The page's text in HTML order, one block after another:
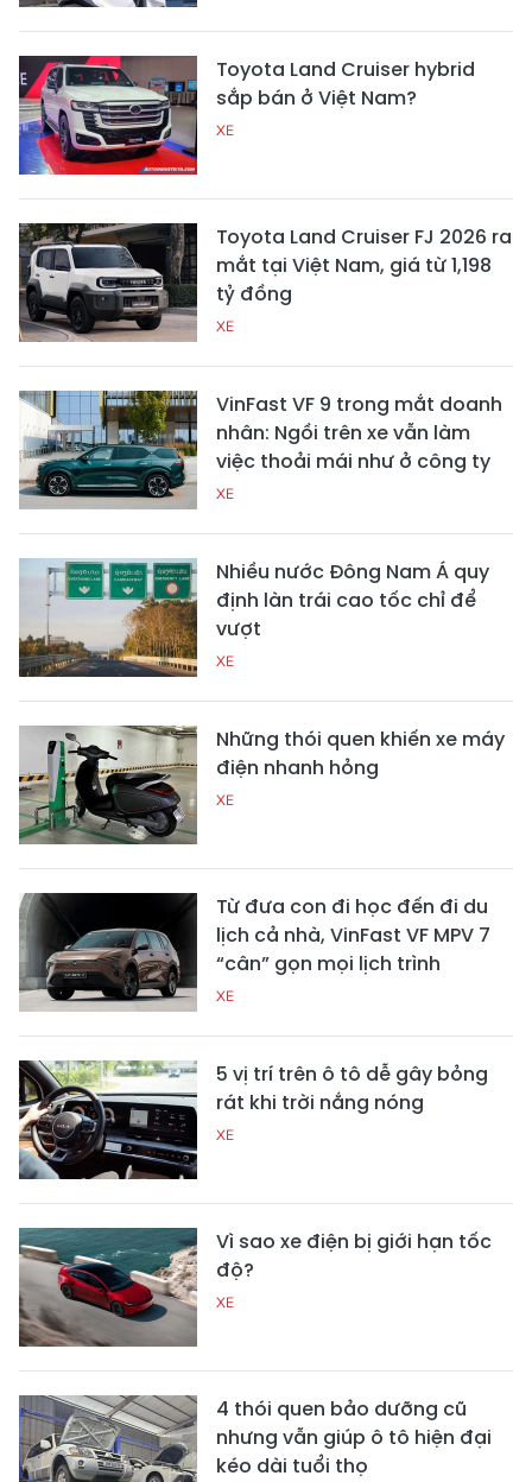
Toyota Land Cruiser hybrid
sắp bán ở Việt Nam?
XE
Toyota Land Cruiser FJ 2026 ra
mắt tại Việt Nam, giá từ 1,198
tỷ đồng
XE
VinFast VF 9 trong mắt doanh
nhân: Ngồi trên xe vẫn làm
việc thoải mái như ở công ty
XE
Nhiều nước Đông Nam Á quy
định làn trái cao tốc chỉ để
vượt
XE
Những thói quen khiến xe máy
điện nhanh hỏng
XE
Từ đưa con đi học đến đi du
lịch cả nhà, VinFast VF MPV 7
“cân” gọn mọi lịch trình
XE
5 vị trí trên ô tô dễ gây bỏng
rát khi trời nắng nóng
XE
Vì sao xe điện bị giới hạn tốc
độ?
XE
4 thói quen bảo dưỡng cũ
nhưng vẫn giúp ô tô hiện đại
kéo dài tuổi thọ